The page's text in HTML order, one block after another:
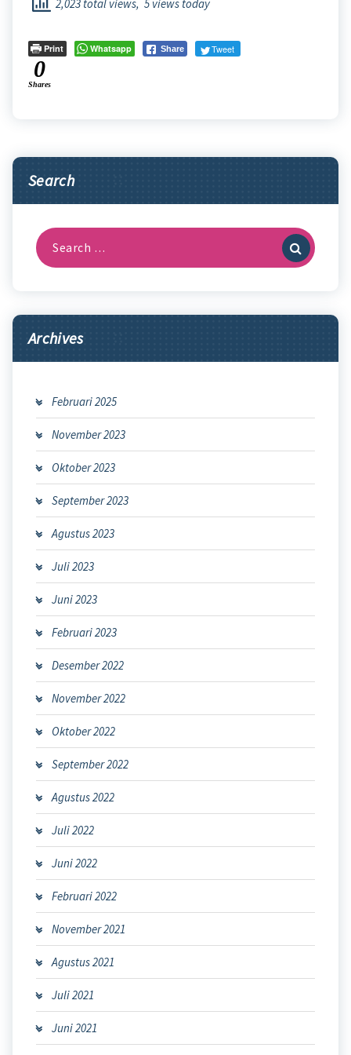
2,023 total views, 5 views today
Print Whatsapp Share Tweet
0
Shares
Search
Search
for:
Archives
Februari 2025
November 2023
Oktober 2023
September 2023
Agustus 2023
Juli 2023
Juni 2023
Februari 2023
Desember 2022
November 2022
Oktober 2022
September 2022
Agustus 2022
Juli 2022
Juni 2022
Februari 2022
November 2021
Agustus 2021
Juli 2021
Juni 2021